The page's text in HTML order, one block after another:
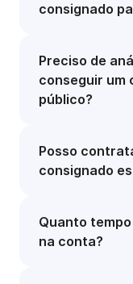
consignado
Preciso de
conseguir um
público?
Posso
consignado
Quanto
na conta?